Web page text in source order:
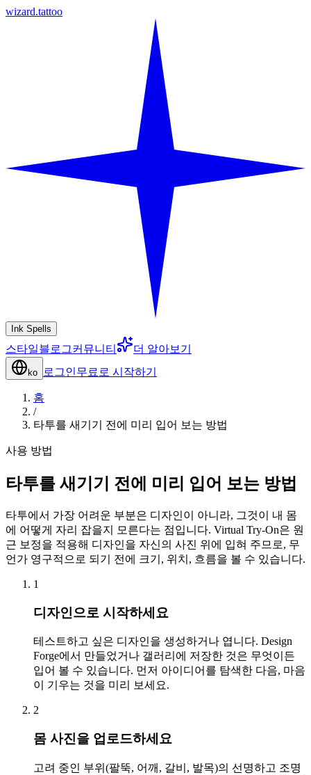
wizard.tattoo
Ink Spells
스타일블로그커뮤니티 더 알아보기
ko 로그인무료로 시작하기
홈
/
타투를 새기기 전에 미리 입어 보는 방법
사용 방법
타투를 새기기 전에 미리 입어 보는 방법
타투에서 가장 어려운 부분은 디자인이 아니라, 그것이 내 몸
에 어떻게 자리 잡을지 모른다는 점입니다. Virtual Try-On은 원
근 보정을 적용해 디자인을 자신의 사진 위에 입혀 주므로, 무
언가 영구적으로 되기 전에 크기, 위치, 흐름을 볼 수 있습니다.
1
디자인으로 시작하세요
테스트하고 싶은 디자인을 생성하거나 엽니다. Design
Forge에서 만들었거나 갤러리에 저장한 것은 무엇이든
입어 볼 수 있습니다. 먼저 아이디어를 탐색한 다음, 마음
이 기우는 것을 미리 보세요.
2
몸 사진을 업로드하세요
고려 중인 부위(팔뚝, 어깨, 갈비, 발목)의 선명하고 조명